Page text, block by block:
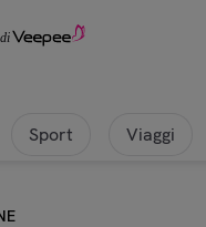
Sport Viaggi